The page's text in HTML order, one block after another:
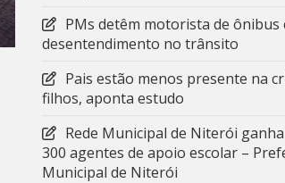
PMs detêm motorista de ônibus
desentendimento no trânsito
Pais estão menos presente na
filhos, aponta estudo
Rede Municipal de Niterói
300 agentes de apoio escolar –
Municipal de Niterói